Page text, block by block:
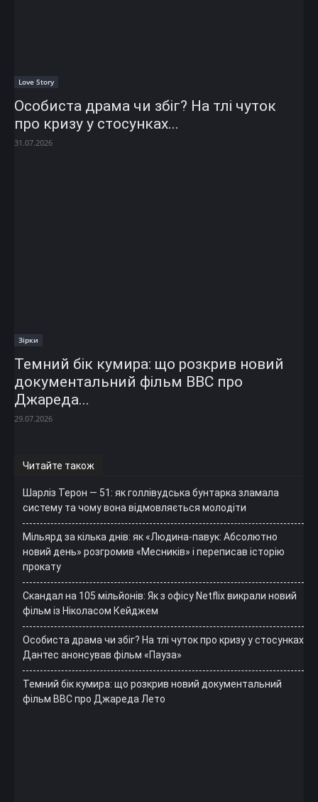
Love Story
Особиста драма чи збіг? На тлі чуток
про кризу у стосунках...
31.07.2026
Зірки
Темний бік кумира: що розкрив новий
документальний фільм ВВС про
Джареда...
29.07.2026
Читайте також
Шарліз Терон — 51: як голлівудська бунтарка зламала
систему та чому вона відмовляється молодіти
Мільярд за кілька днів: як «Людина-павук: Абсолютно
новий день» розгромив «Месників» і переписав історію
прокату
Скандал на 105 мільйонів: Як з офісу Netflix викрали новий
фільм із Ніколасом Кейджем
Особиста драма чи збіг? На тлі чуток про кризу у стосунках
Дантес анонсував фільм «Пауза»
Темний бік кумира: що розкрив новий документальний
фільм ВВС про Джареда Лето